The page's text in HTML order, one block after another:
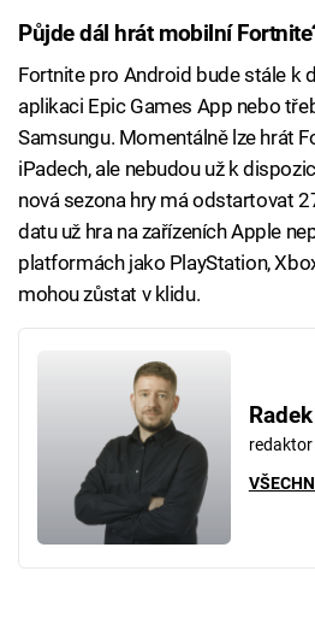
Půjde dál hrát mobilní
Fortnite pro Android bude stále k
aplikaci Epic Games App nebo
Samsungu. Momentálně lze hrát
iPadech, ale nebudou už k
nová sezona hry má odstartovat
datu už hra na zařízeních Apple
platformách jako PlayStation,
mohou zůstat v klidu.
redaktor